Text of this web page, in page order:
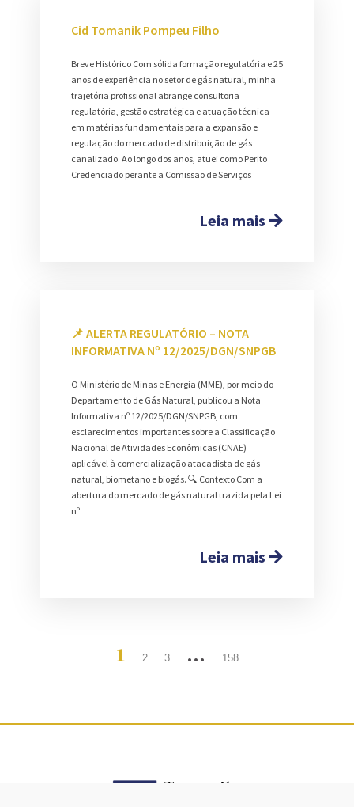
Cid Tomanik Pompeu Filho
Breve Histórico Com sólida formação regulatória e 25
anos de experiência no setor de gás natural, minha
trajetória profissional abrange consultoria
regulatória, gestão estratégica e atuação técnica
em matérias fundamentais para a expansão e
regulação do mercado de distribuição de gás
canalizado. Ao longo dos anos, atuei como Perito
Credenciado perante a Comissão de Serviços
Leia mais
📌 ALERTA REGULATÓRIO – NOTA
INFORMATIVA Nº 12/2025/DGN/SNPGB
O Ministério de Minas e Energia (MME), por meio do
Departamento de Gás Natural, publicou a Nota
Informativa nº 12/2025/DGN/SNPGB, com
esclarecimentos importantes sobre a Classificação
Nacional de Atividades Econômicas (CNAE)
aplicável à comercialização atacadista de gás
natural, biometano e biogás. 🔍 Contexto Com a
abertura do mercado de gás natural trazida pela Lei
nº
Leia mais
1 2 3 … 158